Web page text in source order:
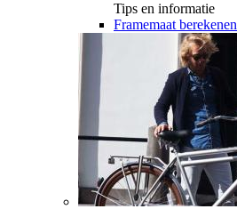
Tips en informatie
Framemaat berekenen